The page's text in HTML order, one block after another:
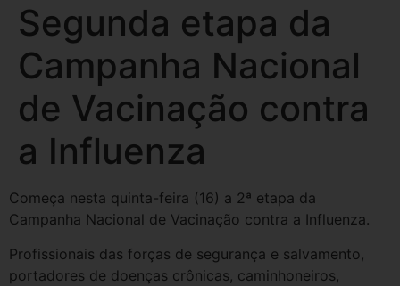
Segunda etapa da
Campanha Nacional
de Vacinação contra
a Influenza
Começa nesta quinta-feira (16) a 2ª etapa da
Campanha Nacional de Vacinação contra a Influenza.
Profissionais das forças de segurança e salvamento,
portadores de doenças crônicas, caminhoneiros,